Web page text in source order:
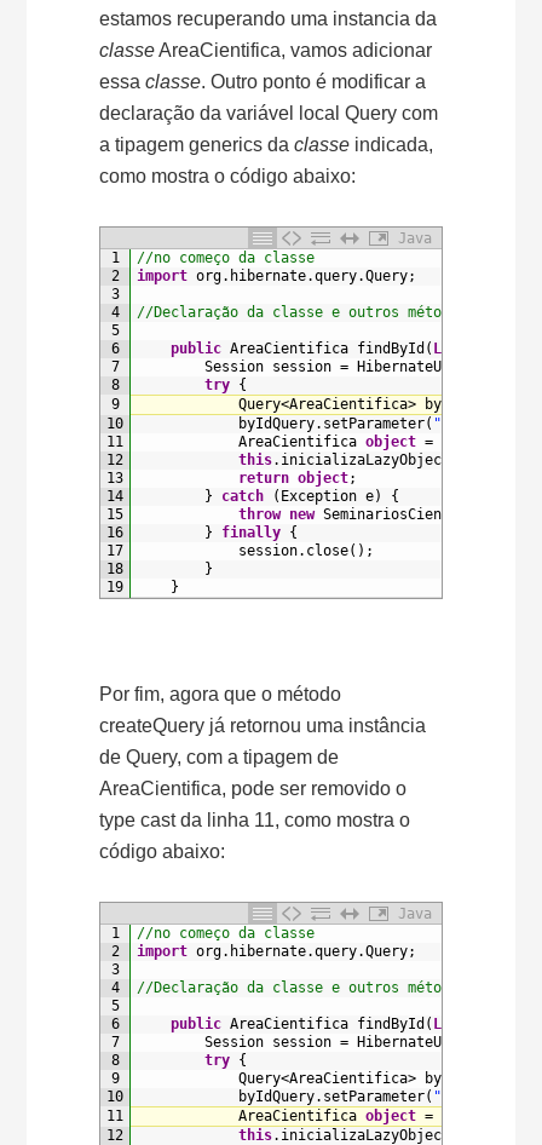
estamos recuperando uma instancia da
classeAreaCientifica, vamos adicionar
essaclasse. Outro ponto é modificar a
declaração da variável local Query com
a tipagem generics daclasse indicada,
como mostra o código abaixo:
Java
1
2
3
4
5
6
7
8
9
10
11
12
13
14
15
16
17
18
19
//no começo da classe
import org. hibernate.query.Query;
//Declaração da classe e outros métodos
public AreaCientifica findById ( Long
Session session = HibernateUtil
try {
Query<AreaCientifica> byIdQuery
byIdQuery. setParameter( "id"
AreaCientifica object =
this. inicializaLazyObjects
return object;
}
catch ( Exception e)
{
throw new
}
finally {
session. close( ) ;
}
}
Por fim, agora que o método
createQuery já retornou uma instância
de Query, com a tipagem de
AreaCientifica, pode ser removido o
type cast da linha 11, como mostra o
código abaixo:
Java
1
2
3
4
5
6
7
8
9
10
11
12
//no começo da classe
import org. hibernate.query.Query;
//Declaração da classe e outros métodos
public AreaCientifica findById ( Long
Session session = HibernateUtil
try {
Query<AreaCientifica> byIdQuery
byIdQuery. setParameter( "id"
AreaCientifica object =
this. inicializaLazyObjects